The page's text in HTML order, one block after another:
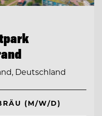
Deutschland
(M/W/D)